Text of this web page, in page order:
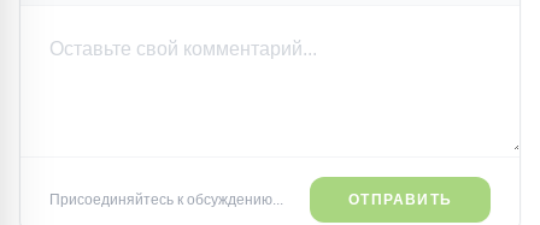
Присоединяйтесь к обсуждению... ОТПРАВИТЬ